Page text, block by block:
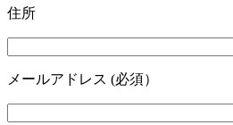
住所
メールアドレス (必須）